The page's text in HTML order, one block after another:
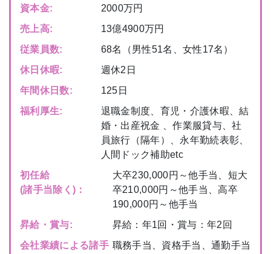
資本金:
2000万円
売上高:
13億4900万円
従業員数:
68名（男性51名、女性17名）
休日休暇:
週休2日
年間休日数:
125日
福利厚生:
退職金制度、育児・介護休暇、結
婚・出産祝金 、作業服貸与、社
員旅行（隔年）、永年勤続表彰、
人間ドック補助etc
初任給
(諸手当除く)：
大卒230,000円～他手当、短大
卒210,000円～他手当、高卒
190,000円～他手当
昇給・賞与:
昇給：年1回・賞与：年2回
会社業績による諸手 職務手当、資格手当、通勤手当